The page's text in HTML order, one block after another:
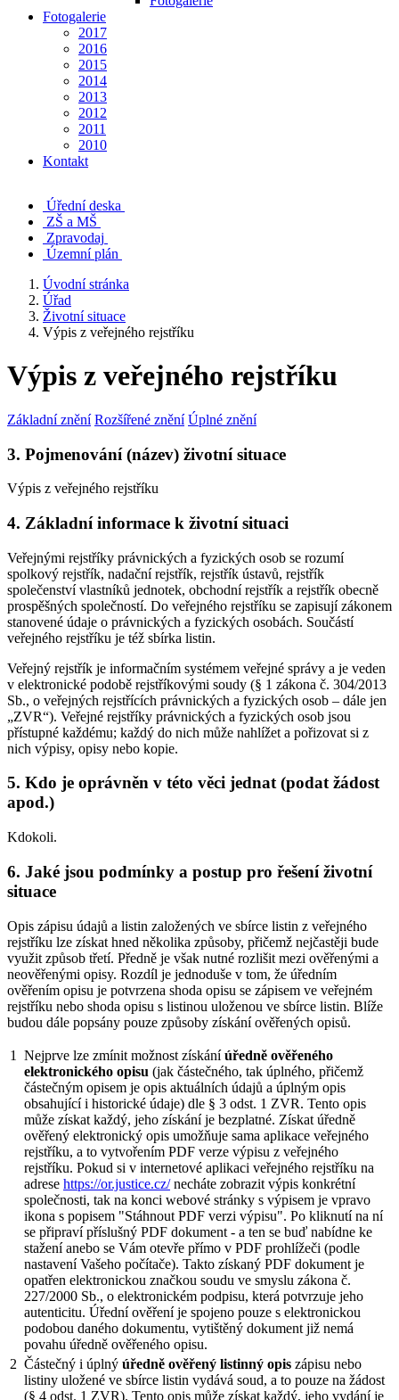
Fotogalerie
2017
2016
2015
2014
2013
2012
2011
2010
Kontakt
Úřední deska
ZŠ a MŠ
Zpravodaj
Územní plán
Úvodní stránka
Úřad
Životní situace
Výpis z veřejného rejstříku
Výpis z veřejného rejstříku
Základní znění Rozšířené znění Úplné znění
3. Pojmenování (název) životní situace
Výpis z veřejného rejstříku
4. Základní informace k životní situaci
Veřejnými rejstříky právnických a fyzických osob se rozumí
spolkový rejstřík, nadační rejstřík, rejstřík ústavů, rejstřík
společenství vlastníků jednotek, obchodní rejstřík a rejstřík obecně
prospěšných společností. Do veřejného rejstříku se zapisují zákonem
stanovené údaje o právnických a fyzických osobách. Součástí
veřejného rejstříku je též sbírka listin.
Veřejný rejstřík je informačním systémem veřejné správy a je veden
v elektronické podobě rejstříkovými soudy (§ 1 zákona č. 304/2013
Sb., o veřejných rejstřících právnických a fyzických osob – dále jen
„ZVR“). Veřejné rejstříky právnických a fyzických osob jsou
přístupné každému; každý do nich může nahlížet a pořizovat si z
nich výpisy, opisy nebo kopie.
5. Kdo je oprávněn v této věci jednat (podat žádost
apod.)
Kdokoli.
6. Jaké jsou podmínky a postup pro řešení životní
situace
Opis zápisu údajů a listin založených ve sbírce listin z veřejného
rejstříku lze získat hned několika způsoby, přičemž nejčastěji bude
využit způsob třetí. Předně je však nutné rozlišit mezi ověřenými a
neověřenými opisy. Rozdíl je jednoduše v tom, že úředním
ověřením opisu je potvrzena shoda opisu se zápisem ve veřejném
rejstříku nebo shoda opisu s listinou uloženou ve sbírce listin. Blíže
budou dále popsány pouze způsoby získání ověřených opisů.
1 Nejprve lze zmínit možnost získáníúředně ověřeného
elektronického opisu (jak částečného, tak úplného, přičemž
částečným opisem je opis aktuálních údajů a úplným opis
obsahující i historické údaje) dle § 3 odst. 1 ZVR. Tento opis
může získat každý, jeho získání je bezplatné. Získat úředně
ověřený elektronický opis umožňuje sama aplikace veřejného
rejstříku, a to vytvořením PDF verze výpisu z veřejného
rejstříku. Pokud si v internetové aplikaci veřejného rejstříku na
adrese https://or.justice.cz/necháte zobrazit výpis konkrétní
společnosti, tak na konci webové stránky s výpisem je vpravo
ikona s popisem "Stáhnout PDF verzi výpisu". Po kliknutí na ní
se připraví příslušný PDF dokument - a ten se buď nabídne ke
stažení anebo se Vám otevře přímo v PDF prohlížeči (podle
nastavení Vašeho počítače). Takto získaný PDF dokument je
opatřen elektronickou značkou soudu ve smyslu zákona č.
227/2000 Sb., o elektronickém podpisu, která potvrzuje jeho
autenticitu. Úřední ověření je spojeno pouze s elektronickou
podobou daného dokumentu, vytištěný dokument již nemá
povahu úředně ověřeného opisu.
2 Částečný i úplný úředně ověřený listinný opis zápisu nebo
listiny uložené ve sbírce listin vydává soud, a to pouze na žádost
(§ 4 odst. 1 ZVR). Tento opis může získat každý, jeho vydání je